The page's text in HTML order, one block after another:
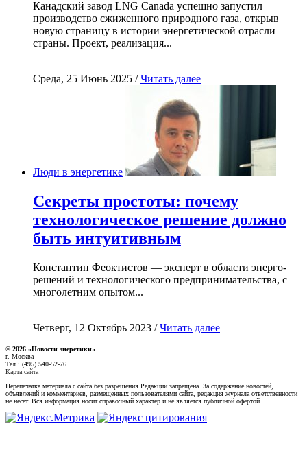
Канадский завод LNG Canada успешно запустил
производство сжиженного природного газа, открыв
новую страницу в истории энергетической отрасли
страны. Проект, реализация...
Среда, 25 Июнь 2025 /Читать далее
Люди в энергетике
Секреты простоты: почему
технологическое решение должно
быть интуитивным
Константин Феоктистов — эксперт в области энерго-
решений и технологического предпринимательства, с
многолетним опытом...
Четверг, 12 Октябрь 2023 /Читать далее
© 2026 «Новости энеретики»
г. Москва
Тел.: (495) 540-52-76
Карта сайта
Перепечатка материала с сайта без разрешения Редакции запрещена. За содержание новостей,
объявлений и комментариев, размещенных пользователями сайта, редакция журнала ответственности
не несет. Вся информация носит справочный характер и не является публичной офертой.